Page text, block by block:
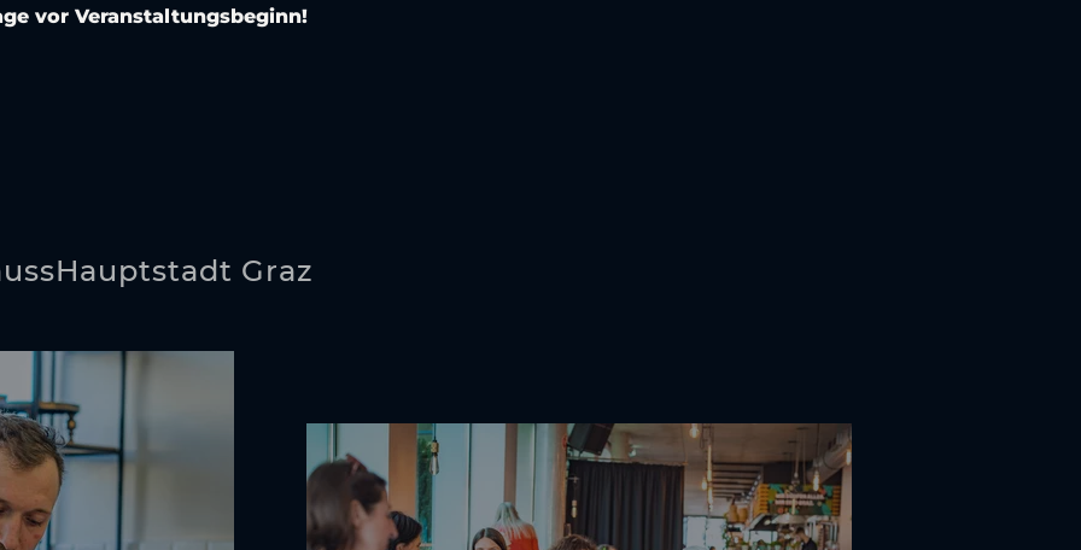
vor Veranstaltungsbeginn!
Graz